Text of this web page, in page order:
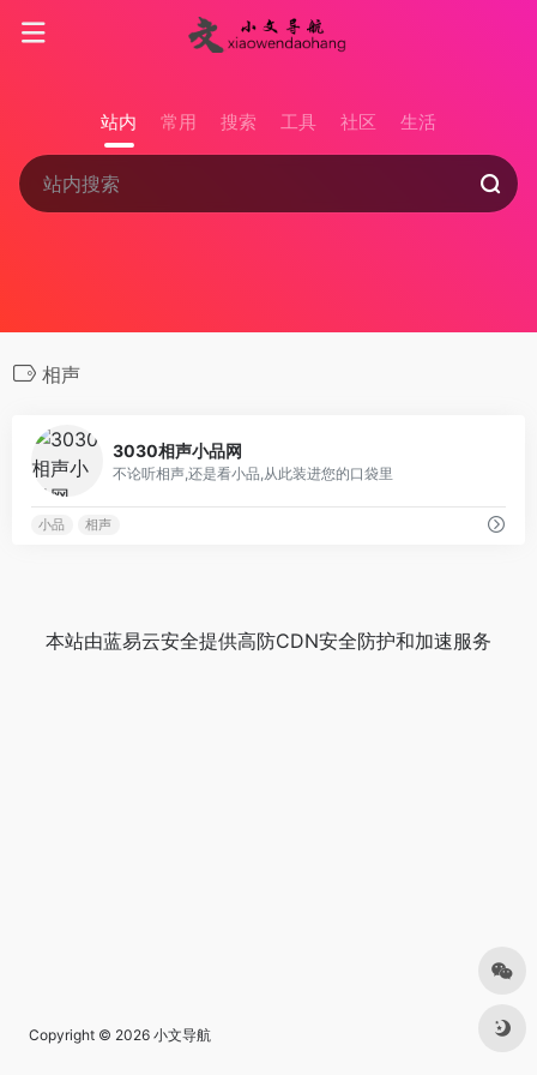
站内 常用 搜索 工具 社区 生活
相声
3030相声小品网
不论听相声,还是看小品,从此装进您的口袋里
小品 相声
本站由蓝易云安全提供高防CDN安全防护和加速服务
Copyright © 2026 小文导航